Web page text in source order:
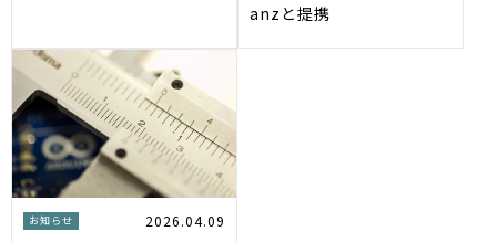
anzと提携
お知らせ 2026.04.09